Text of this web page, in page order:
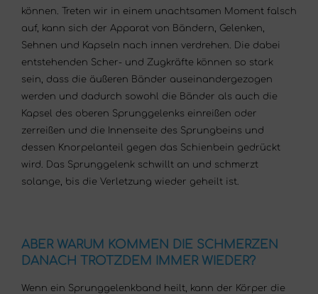
können. Treten wir in einem unachtsamen Moment falsch
auf, kann sich der Apparat von Bändern, Gelenken,
Sehnen und Kapseln nach innen verdrehen. Die dabei
entstehenden Scher- und Zugkräfte können so stark
sein, dass die äußeren Bänder auseinandergezogen
werden und dadurch sowohl die Bänder als auch die
Kapsel des oberen Sprunggelenks einreißen oder
zerreißen und die Innenseite des Sprungbeins und
dessen Knorpelanteil gegen das Schienbein gedrückt
wird. Das Sprunggelenk schwillt an und schmerzt
solange, bis die Verletzung wieder geheilt ist.
ABER WARUM KOMMEN DIE SCHMERZEN
DANACH TROTZDEM IMMER WIEDER?
Wenn ein Sprunggelenkband heilt, kann der Körper die